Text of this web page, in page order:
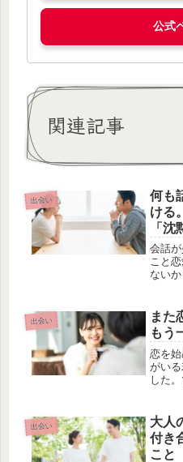
公式
関連記事
出会い
何も
ける
「
会話
こと
ない
た。
りま
係の...
出会い
また
もう
恋を
がい
した
しす
それ
だ...
出会い
大人
付き
こと